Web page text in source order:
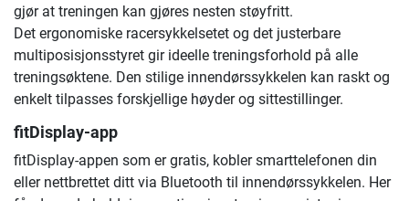
gjør at treningen kan gjøres nesten støyfritt.
Det ergonomiske racersykkelsetet og det justerbare
multiposisjonsstyret gir ideelle treningsforhold på alle
treningsøktene. Den stilige innendørssykkelen kan raskt og
enkelt tilpasses forskjellige høyder og sittestillinger.
fitDisplay-app
fitDisplay-appen som er gratis, kobler smarttelefonen din
eller nettbrettet ditt via Bluetooth til innendørssykkelen. Her